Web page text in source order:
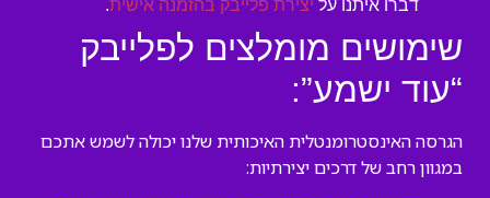
דברו איתנו על יצירת פלייבק בהזמנה אישית.
שימושים מומלצים לפלייבק
“עוד ישמע”:
הגרסה האינסטרומנטלית האיכותית שלנו יכולה לשמש אתכם
במגוון רחב של דרכים יצירתיות: